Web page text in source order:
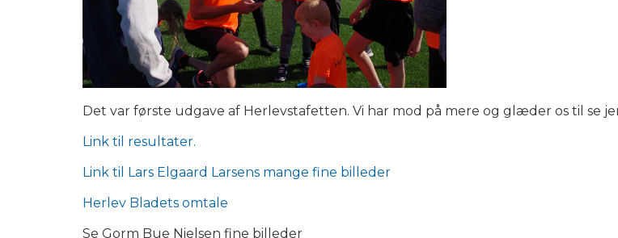
Det var første udgave af Herlevstafetten. Vi har mod på mere og glæder os til se
Link til resultater.
Link til Lars Elgaard Larsens mange fine billeder
Herlev Bladets omtale
Se Gorm Bue Nielsen fine billeder